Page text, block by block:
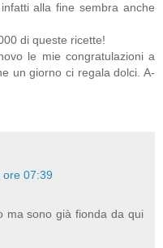
alla fine sembra anche
di queste ricette!
le mie congratulazioni a
un giorno ci regala dolci. A-
ore 07:39
ma sono già fionda da qui